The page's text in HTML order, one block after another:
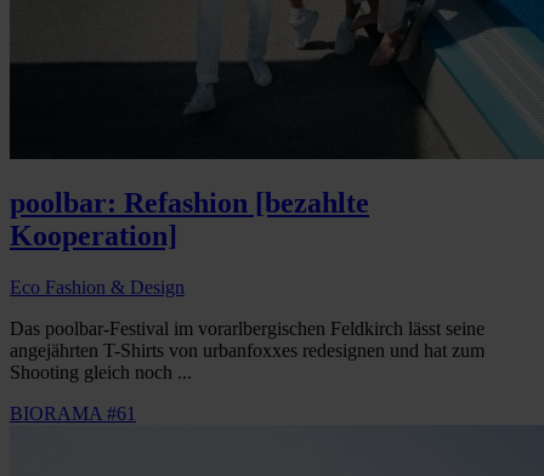
poolbar: Refashion [bezahlte
Kooperation]
Eco Fashion & Design
Das poolbar-Festival im vorarlbergischen Feldkirch lässt seine
angejährten T-Shirts von urbanfoxxes redesignen und hat zum
Shooting gleich noch ...
BIORAMA #61